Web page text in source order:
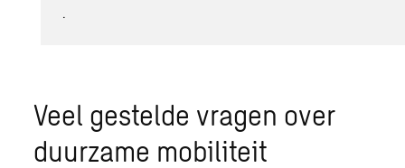
.
Veel gestelde vragen over
duurzame mobiliteit